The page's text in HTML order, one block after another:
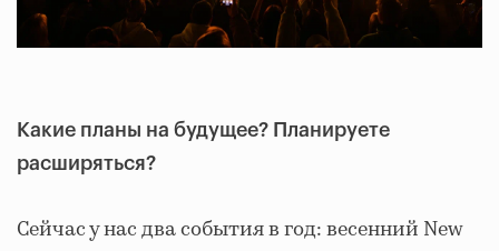
Какие планы на будущее? Планируете
расширяться?
Сейчас у нас два события в год: весенний New